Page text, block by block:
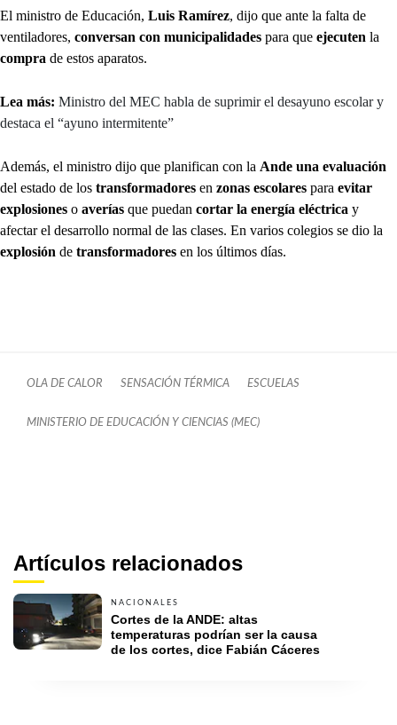
El ministro de Educación, Luis Ramírez, dijo que ante la falta de
ventiladores, conversan con municipalidades para que ejecuten la
compra de estos aparatos.
Lea más: Ministro del MEC habla de suprimir el desayuno escolar y
destaca el “ayuno intermitente”
Además, el ministro dijo que planifican con la Ande una evaluación
del estado de los transformadores en zonas escolares para evitar
explosiones o averías que puedan cortar la energía eléctrica y
afectar el desarrollo normal de las clases. En varios colegios se dio la
explosión de transformadores en los últimos días.
OLA DE CALOR SENSACIÓN TÉRMICA ESCUELAS
MINISTERIO DE EDUCACIÓN Y CIENCIAS (MEC)
Artículos relacionados
NACIONALES
Cortes de la ANDE: altas
temperaturas podrían ser la causa
de los cortes, dice Fabián Cáceres